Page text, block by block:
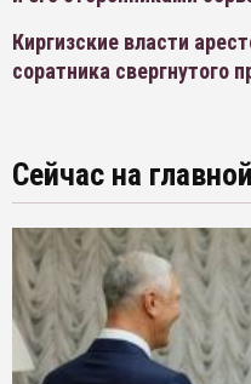
Киргизские власти
соратника свергнутого
Сейчас на главной